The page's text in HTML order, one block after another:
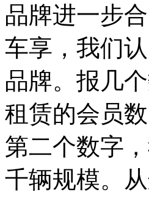
品牌进一步
车享，我们
品牌。报几
租赁的会员
第二个数字
千辆规模。